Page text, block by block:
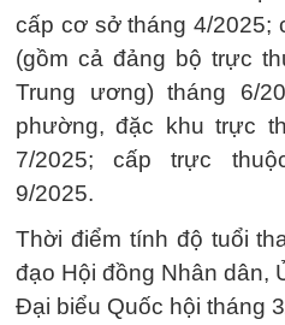
cấp cơ sở tháng 4/2025;
(gồm cả đảng bộ trực
Trung ương) tháng 6/
phường, đặc khu trực
7/2025; cấp trực
9/2025.
Thời điểm tính độ tuổi
đạo Hội đồng Nhân dân,
Đại biểu Quốc hội tháng